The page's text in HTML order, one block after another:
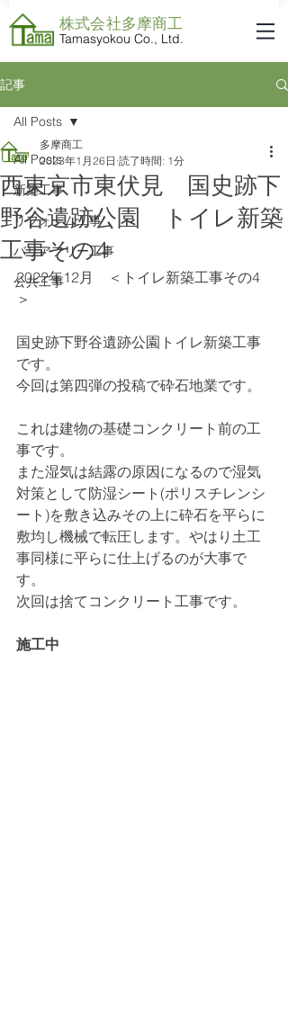
株式会社​多摩商工
Tamasyokou Co., Ltd.
記事
All Posts
新築工事
リフォーム工事
バリアフリー工事
公共工事
All Posts
西東京市東伏見 国史跡下
野谷遺跡公園 トイレ新築
工事その4
多摩商工
2023年1月26日 読了時間: 1分
2022年12月　＜トイレ新築工事その4
＞
国史跡下野谷遺跡公園トイレ新築工事
です。
今回は第四弾の投稿で砕石地業です。
これは建物の基礎コンクリート前の工
事です。
また湿気は結露の原因になるので湿気
対策として防湿シート(ポリスチレンシ
ート)を敷き込みその上に砕石を平らに
敷均し機械で転圧します。やはり土工
事同様に平らに仕上げるのが大事で
す。
次回は捨てコンクリート工事です。
施工中